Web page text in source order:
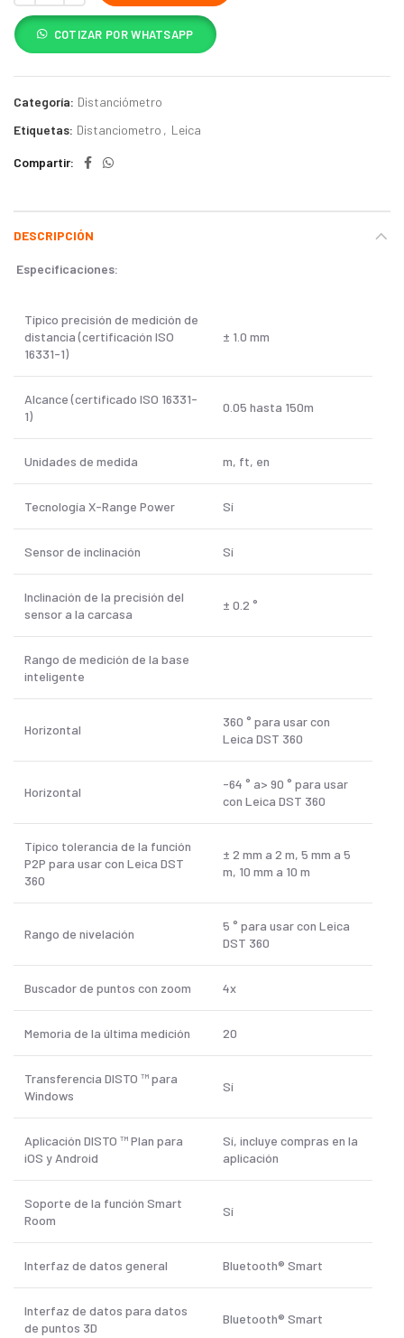
COTIZAR POR WHATSAPP
Categoría: Distanciómetro
Etiquetas: Distanciometro , Leica
Compartir
DESCRIPCIÓN
Especificaciones:
Típico precisión de medición de
distancia (certificación ISO
16331-1)
± 1.0 mm
Alcance (certificado ISO 16331-
1)
0.05 hasta 150m
Unidades de medida m, ft, en
Tecnología X-Range Power Sí
Sensor de inclinación Sí
Inclinación de la precisión del
sensor a la carcasa
± 0.2 °
Rango de medición de la base
inteligente
Horizontal
360 ° para usar con
Leica DST 360
Horizontal
-64 ° a> 90 ° para usar
con Leica DST 360
Típico tolerancia de la función
P2P para usar con Leica DST
360
± 2 mm a 2 m, 5 mm a 5
m, 10 mm a 10 m
Rango de nivelación
5 ° para usar con Leica
DST 360
Buscador de puntos con zoom 4x
Memoria de la última medición 20
Transferencia DISTO ™ para
Windows
Sí
Aplicación DISTO ™ Plan para
iOS y Android
Sí, incluye compras en la
aplicación
Soporte de la función Smart
Room
Sí
Interfaz de datos general Bluetooth® Smart
Interfaz de datos para datos
de puntos 3D
Bluetooth® Smart